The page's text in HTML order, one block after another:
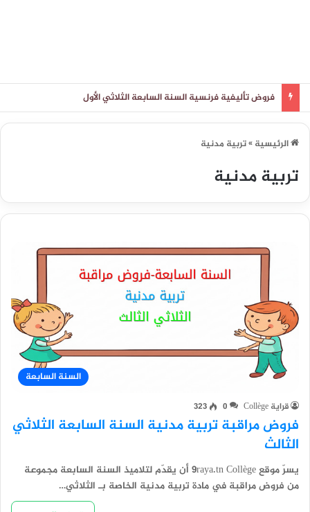
فروض تأليفية فرنسية السنة السابعة الثلاثي الأول
الرئيسية»تربية مدنية
تربية مدنية
السنة السابعة
قراية Collège 0
323
فروض مراقبة تربية مدنية السنة السابعة الثلاثي
الثالث
يسرّ موقع 9raya.tn Collège أن يقدّم لتلاميذ السنة السابعة مجموعة
من فروض مراقبة في مادة تربية مدنية الخاصة بـ الثلاثي…